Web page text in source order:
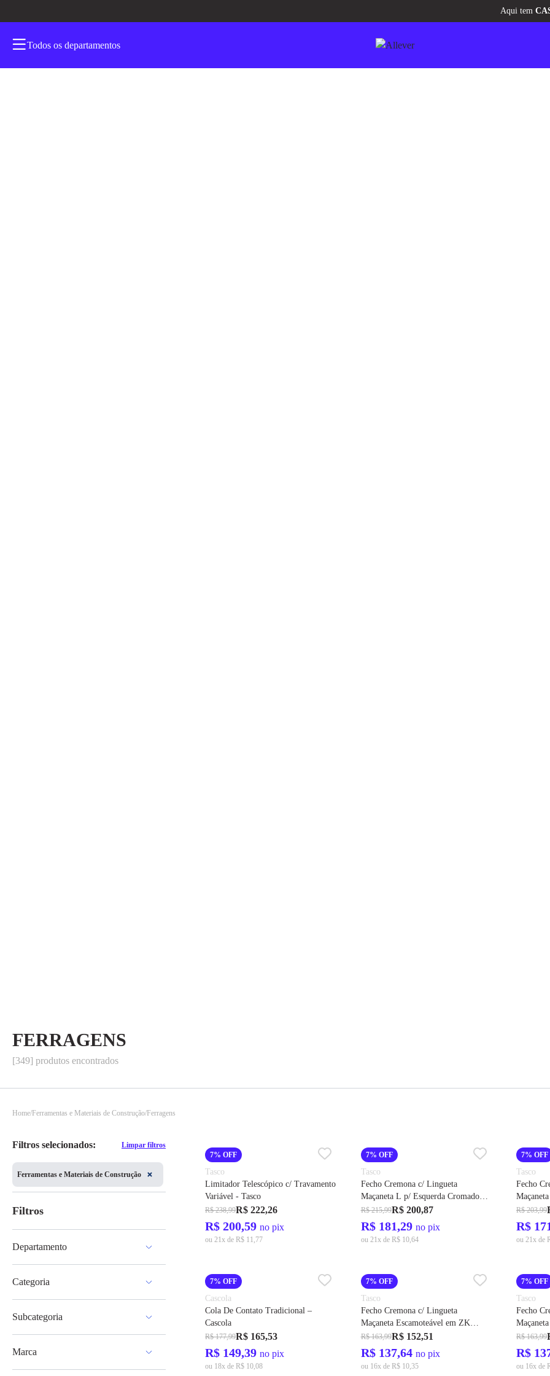
Todos os departamentos
FERRAGENS
[349] produtos encontrados
Home Ferramentas e Materiais de Construção Ferragens
Filtros selecionados: Limpar filtros
Ferramentas e Materiais de Construção
Filtros
Departamento
Categoria
Material Elétrico
Ferramentas Elétricas
Subcategoria
Adesivos e Vedadores
Marca
7% OFF
Tasco
Limitador Telescópico c/ Travamento
Variável - Tasco
R$ 238,99R$ 222,26
R$ 200,59 no pix
ou 21x de R$ 11,77
7% OFF
Tasco
Fecho Cremona c/ Lingueta
Maçaneta L p/ Esquerda Cromado
Miolo Yale Cod. 21034 - Tasco
R$ 215,99R$ 200,87
R$ 181,29 no pix
ou 21x de R$ 10,64
7% OFF
Tasco
Fecho
Miolo
R$ 203,99
R$
ou 21x de
7% OFF
Cascola
Cola De Contato Tradicional –
Cascola
R$ 177,99R$ 165,53
R$ 149,39 no pix
ou 18x de R$ 10,08
7% OFF
Tasco
Fecho Cremona c/ Lingueta
Maçaneta Escamoteável em ZK
26mm Miolo Yale Cod. 21600 -
Tasco
R$ 163,99R$ 152,51
R$ 137,64 no pix
ou 16x de R$ 10,35
7% OFF
Tasco
Fecho
Cod.
R$ 163,99
R$
ou 16x de